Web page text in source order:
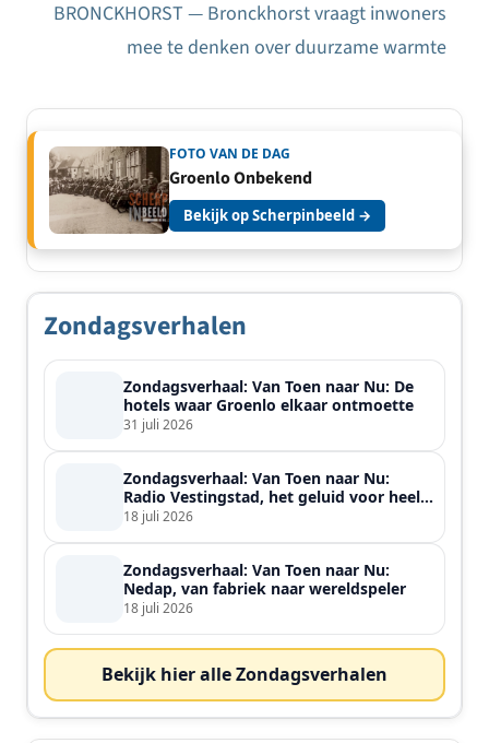
BRONCKHORST — Bronckhorst vraagt inwoners
mee te denken over duurzame warmte
FOTO VAN DE DAG
Groenlo Onbekend
Bekijk op Scherpinbeeld →
Zondagsverhalen
Zondagsverhaal: Van Toen naar Nu: De
hotels waar Groenlo elkaar ontmoette
31 juli 2026
Zondagsverhaal: Van Toen naar Nu:
Radio Vestingstad, het geluid voor heel
de streek
18 juli 2026
Zondagsverhaal: Van Toen naar Nu:
Nedap, van fabriek naar wereldspeler
18 juli 2026
Bekijk hier alle Zondagsverhalen